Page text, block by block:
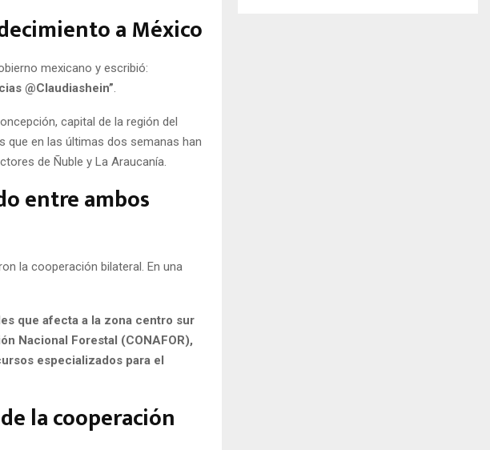
a México
mexicano y escribió:
@Claudiashein”.
capital de la región del
que en las últimas dos semanas han
de Ñuble y La Araucanía.
entre ambos
la cooperación bilateral. En una
que afecta a la zona centro sur
Nacional Forestal (CONAFOR),
especializados para el
la cooperación